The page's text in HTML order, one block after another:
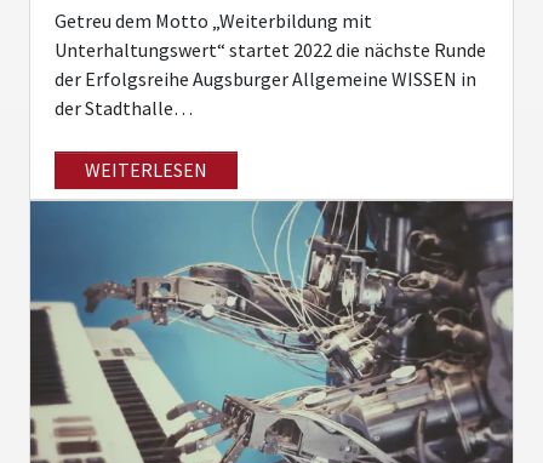
Getreu dem Motto „Weiterbildung mit
Unterhaltungswert“ startet 2022 die nächste Runde
der Erfolgsreihe Augsburger Allgemeine WISSEN in
der Stadthalle…
WEITERLESEN